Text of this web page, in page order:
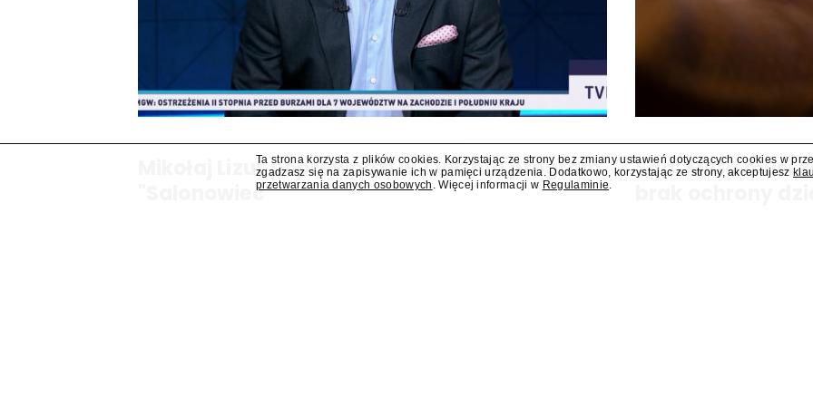
Mikołaj Lizut poprowadzi w TVP Info program
"Salonowiec"
Sąd: Meta musi
Ta strona korzysta z plików cookies. Korzystając ze strony bez zmiany ustawień dotyczących cookies w
zgadzasz się na zapisywanie ich w pamięci urządzenia. Dodatkowo, korzystając ze strony, akceptujesz
przetwarzania danych osobowych . Więcej informacji w Regulaminie.